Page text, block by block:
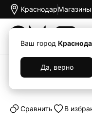
Краснодар
Ваш город
Да, верно
Магазины
Каталог
Чехол-
Cравнить В